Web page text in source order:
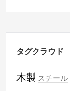
タグクラウド
木製 スチール